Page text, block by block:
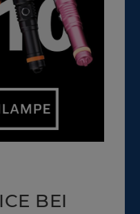
BEI